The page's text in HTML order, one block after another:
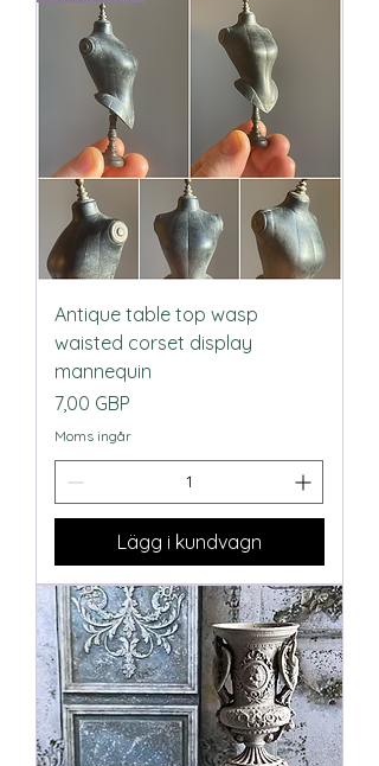
Antique table top wasp
waisted corset display
mannequin
Pris
7,00 GBP
Moms ingår
Lägg i kundvagn